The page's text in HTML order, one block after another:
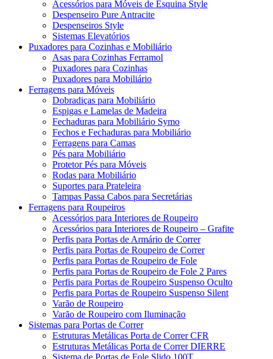
Acessórios para Móveis de Esquina Style
Despenseiro Pure Antracite
Despenseiros Style
Sistemas Elevatórios
Puxadores para Cozinhas e Mobiliário
Asas para Cozinhas Ferramol
Puxadores para Cozinhas
Puxadores para Mobiliário
Ferragens para Móveis
Dobradiças para Mobiliário
Espigas e Lamelas de Madeira
Fechaduras para Mobiliário Symo
Fechos e Fechaduras para Mobiliário
Ferragens para Camas
Pés para Mobiliário
Protetor Pés para Móveis
Rodas para Mobiliário
Suportes para Prateleira
Tampas Passa Cabos para Secretárias
Ferragens para Roupeiros
Acessórios para Interiores de Roupeiro
Acessórios para Interiores de Roupeiro – Grafite
Perfis para Portas de Armário de Correr
Perfis para Portas de Roupeiro de Correr
Perfis para Portas de Roupeiro de Fole
Perfis para Portas de Roupeiro de Fole 2 Pares
Perfis para Portas de Roupeiro Suspenso Oculto
Perfis para Portas de Roupeiro Suspenso Silent
Varão de Roupeiro
Varão de Roupeiro com Iluminação
Sistemas para Portas de Correr
Estruturas Metálicas Porta de Correr CFR
Estruturas Metálicas Porta de Correr DIERRE
Sistema de Portas de Fole Slido 100T